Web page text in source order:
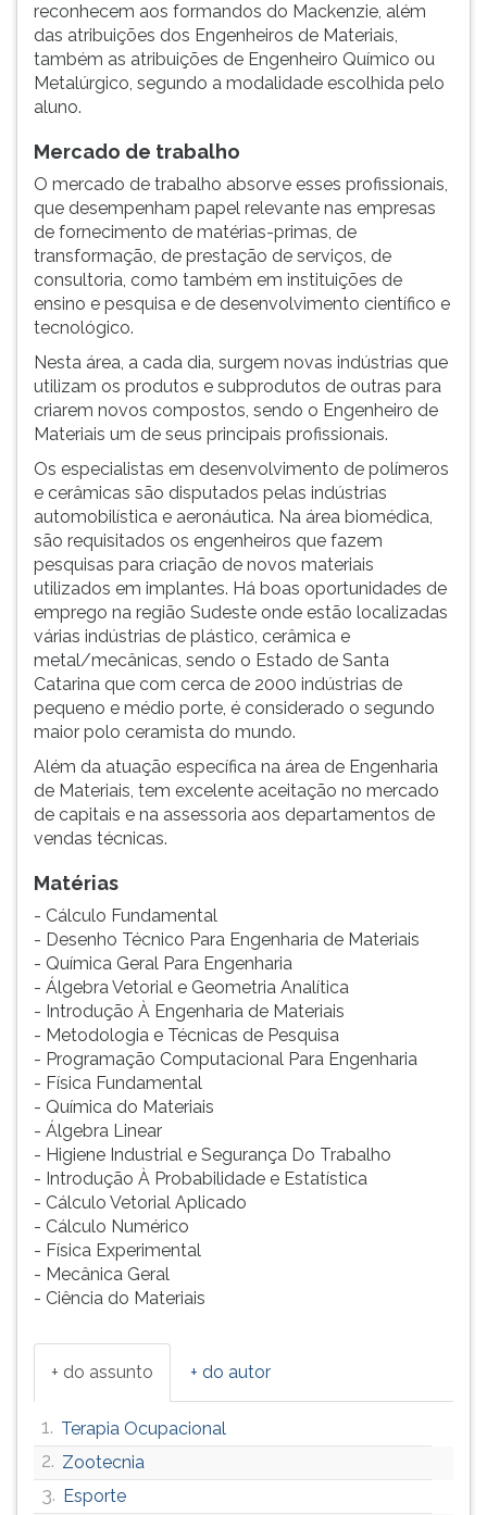
reconhecem aos formandos do Mackenzie, além
das atribuições dos Engenheiros de Materiais,
também as atribuições de Engenheiro Químico ou
Metalúrgico, segundo a modalidade escolhida pelo
aluno.
Mercado de trabalho
O mercado de trabalho absorve esses profissionais,
que desempenham papel relevante nas empresas
de fornecimento de matérias-primas, de
transformação, de prestação de serviços, de
consultoria, como também em instituições de
ensino e pesquisa e de desenvolvimento científico e
tecnológico.
Nesta área, a cada dia, surgem novas indústrias que
utilizam os produtos e subprodutos de outras para
criarem novos compostos, sendo o Engenheiro de
Materiais um de seus principais profissionais.
Os especialistas em desenvolvimento de polímeros
e cerâmicas são disputados pelas indústrias
automobilística e aeronáutica. Na área biomédica,
são requisitados os engenheiros que fazem
pesquisas para criação de novos materiais
utilizados em implantes. Há boas oportunidades de
emprego na região Sudeste onde estão localizadas
várias indústrias de plástico, cerâmica e
metal/mecânicas, sendo o Estado de Santa
Catarina que com cerca de 2000 indústrias de
pequeno e médio porte, é considerado o segundo
maior polo ceramista do mundo.
Além da atuação específica na área de Engenharia
de Materiais, tem excelente aceitação no mercado
de capitais e na assessoria aos departamentos de
vendas técnicas.
Matérias
- Cálculo Fundamental
- Desenho Técnico Para Engenharia de Materiais
- Química Geral Para Engenharia
- Álgebra Vetorial e Geometria Analítica
- Introdução À Engenharia de Materiais
- Metodologia e Técnicas de Pesquisa
- Programação Computacional Para Engenharia
- Física Fundamental
- Química do Materiais
- Álgebra Linear
- Higiene Industrial e Segurança Do Trabalho
- Introdução À Probabilidade e Estatística
- Cálculo Vetorial Aplicado
- Cálculo Numérico
- Física Experimental
- Mecânica Geral
- Ciência do Materiais
+ do assunto + do autor
1. Terapia Ocupacional
2. Zootecnia
3. Esporte